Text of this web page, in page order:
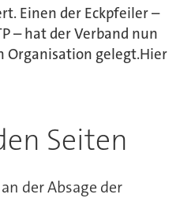
Einen der Eckpfeiler –
– hat der Verband nun
Organisation gelegt.Hier
Seiten
der Absage der